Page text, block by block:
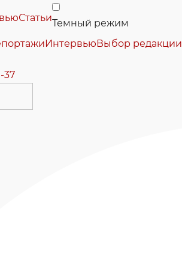
СтатьиТемный режим
ИнтервьюВыбор редакции
37